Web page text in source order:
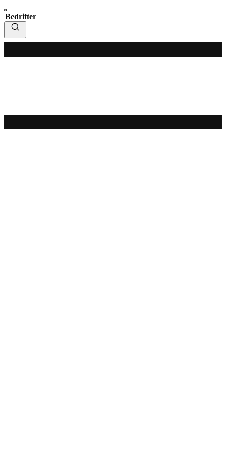
Bedrifter